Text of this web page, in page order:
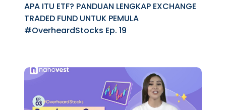
APA ITU ETF? PANDUAN LENGKAP EXCHANGE
TRADED FUND UNTUK PEMULA
#OverheardStocks Ep. 19